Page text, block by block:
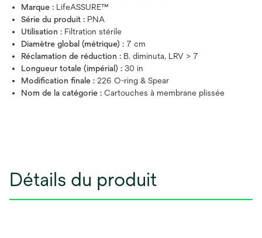
Marque : LifeASSURE™
Série du produit : PNA
Utilisation : Filtration stérile
Diamètre global (métrique) : 7 cm
Réclamation de réduction : B. diminuta, LRV > 7
Longueur totale (impérial) : 30 in
Modification finale : 226 O-ring & Spear
Nom de la catégorie : Cartouches à membrane plissée
Détails du produit